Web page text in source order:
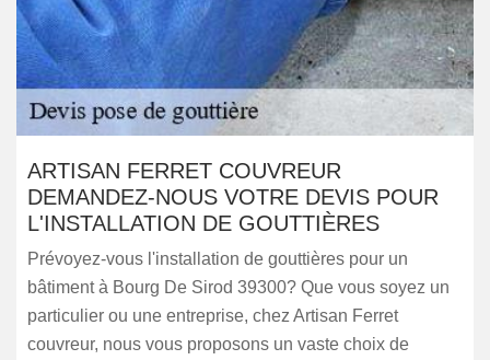
ARTISAN FERRET COUVREUR
DEMANDEZ-NOUS VOTRE DEVIS POUR
L'INSTALLATION DE GOUTTIÈRES
Prévoyez-vous l'installation de gouttières pour un
bâtiment à Bourg De Sirod 39300? Que vous soyez un
particulier ou une entreprise, chez Artisan Ferret
couvreur, nous vous proposons un vaste choix de